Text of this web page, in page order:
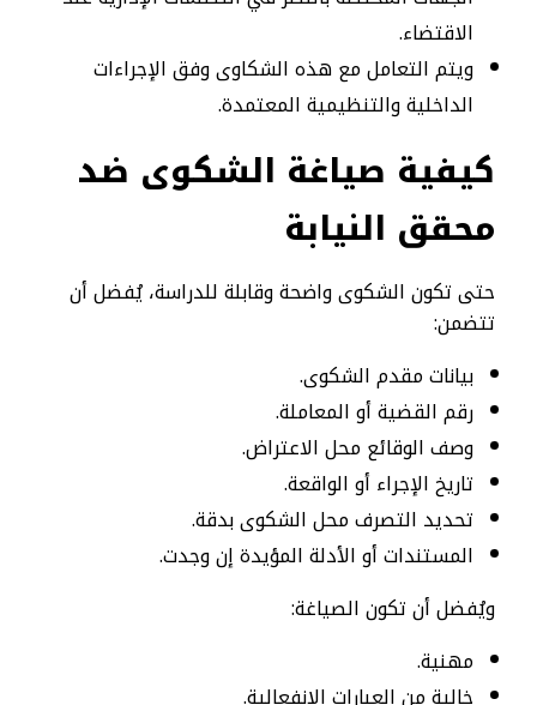
الاقتضاء.
ويتم التعامل مع هذه الشكاوى وفق الإجراءات
الداخلية والتنظيمية المعتمدة.
كيفية صياغة الشكوى ضد
محقق النيابة
حتى تكون الشكوى واضحة وقابلة للدراسة، يُفضل أن
تتضمن:
بيانات مقدم الشكوى.
رقم القضية أو المعاملة.
وصف الوقائع محل الاعتراض.
تاريخ الإجراء أو الواقعة.
تحديد التصرف محل الشكوى بدقة.
المستندات أو الأدلة المؤيدة إن وجدت.
ويُفضل أن تكون الصياغة:
مهنية.